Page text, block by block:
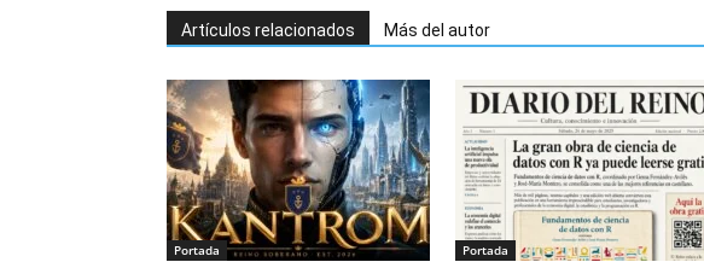
Artículos relacionados Más del autor
Portada Portada